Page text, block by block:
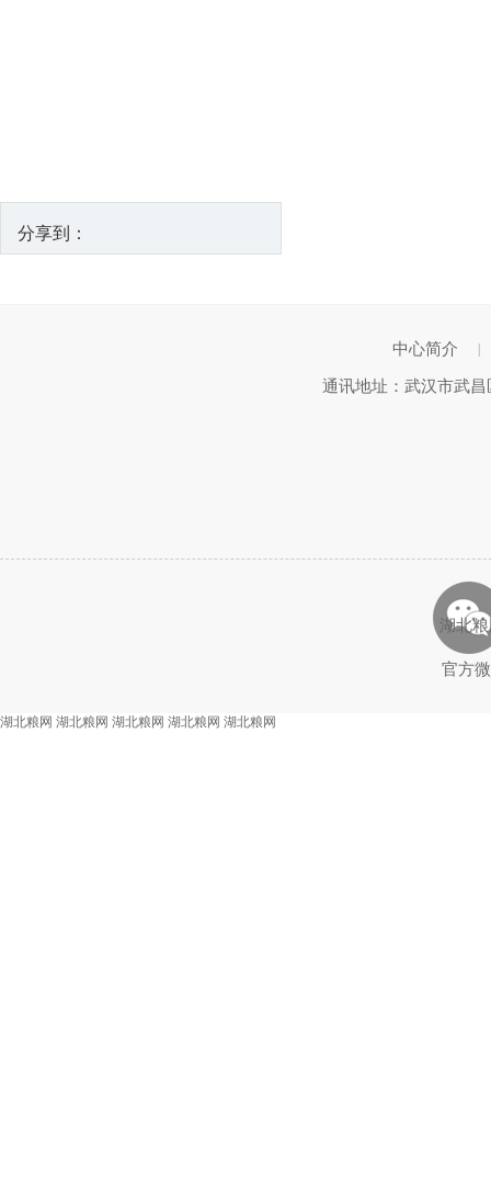
分享到：
中心简介
通讯地址：武汉市武
湖北
官方
湖北粮网 湖北粮网 湖北粮网 湖北粮网 湖北粮网